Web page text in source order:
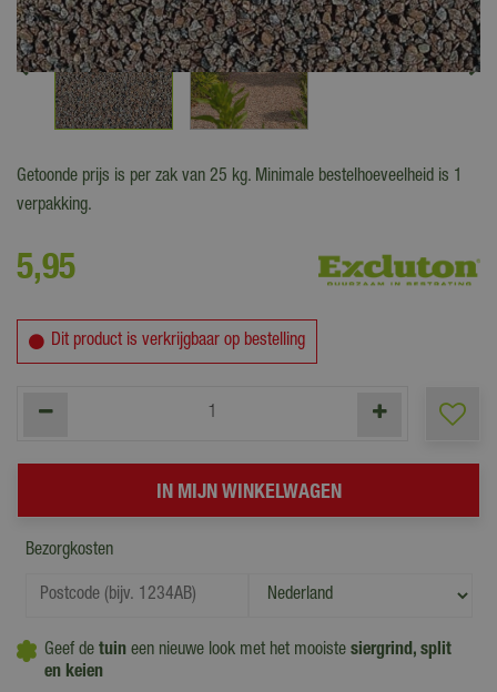
Getoonde prijs is per zak van 25 kg. Minimale bestelhoeveelheid is 1
verpakking.
5,95
Dit product is verkrijgbaar op bestelling
Bezorgkosten
Geef de tuin een nieuwe look met het mooiste siergrind, split
en keien